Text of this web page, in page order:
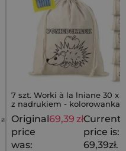
zł
7 szt. Worki à la lniane 30 x
z nadrukiem - kolorowanka z
mazakami
Original
price
was:
69,39 złCurrent
price is:
69,39zł.